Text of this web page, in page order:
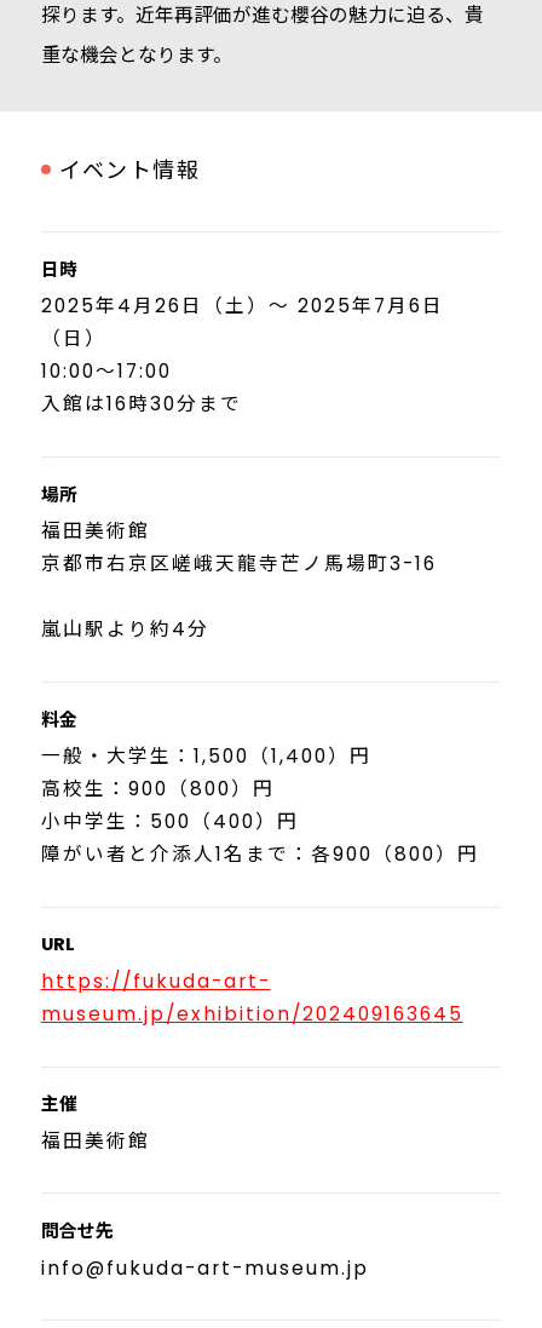
探ります。近年再評価が進む櫻谷の魅力に迫る、貴
重な機会となります。
イベント情報
日時
2025年4月26日（土）～ 2025年7月6日
（日）
10:00〜17:00
入館は16時30分まで
場所
福田美術館
京都市右京区嵯峨天龍寺芒ノ馬場町3-16
嵐山駅より約4分
料金
一般・大学生：1,500（1,400）円
高校生：900（800）円
小中学生：500（400）円
障がい者と介添人1名まで：各900（800）円
URL
https://fukuda-art-
museum.jp/exhibition/202409163645
主催
福田美術館
問合せ先
info@fukuda-art-museum.jp